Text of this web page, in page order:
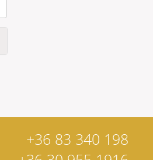
+36 83 340 198